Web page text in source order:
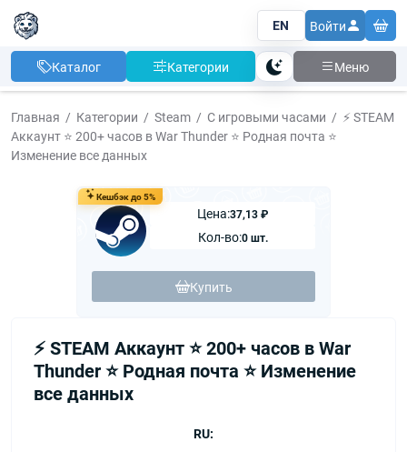
EN Войти
Каталог Категории Тема Меню
Главная Категории Steam С игровыми часами
⚡ STEAM
Аккаунт ⭐ 200+ часов в War Thunder ⭐ Родная почта ⭐
Изменение все данных
Кешбэк до 5%
Цена:37,13 ₽
Кол-во:0 шт.
Купить
⚡ STEAM Аккаунт ⭐ 200+ часов в War
Thunder ⭐ Родная почта ⭐ Изменение
все данных
RU: